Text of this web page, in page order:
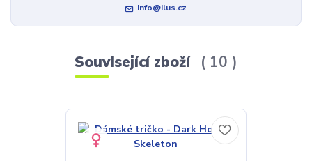
info@ilus.cz
Související zboží 10